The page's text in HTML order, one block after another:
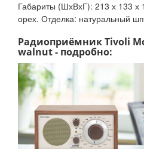
Габариты (ШхВхГ): 213 х 133 х
орех. Отделка: натуральный
Радиоприёмник Tivoli
walnut - подробно: